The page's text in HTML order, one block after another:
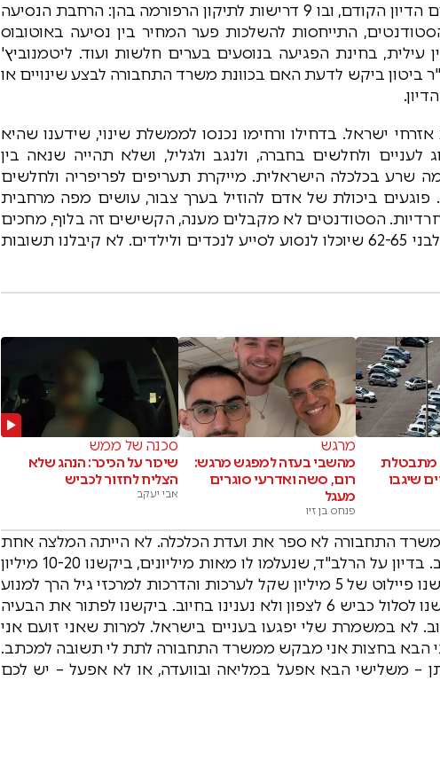
הממשלה, שרת התחבורה ושר האוצר בתום הדיון הקודם, ובו 9 דרישות לתיקון הרפורמה בהן: הרחבת הנסיעה
65, הידברות עם הסטודנטים, התייחסות להשלכות פער המחיר בין נסיעה באוטובוס
עילית, בחינת הפגיעה בנוסעים בערים חלשות ועוד. ליטמנוביץ'
ביטון ביקש לדעת האם בכוונת משרד התחבורה לבצע שינויים או
ישראל. בדחילו ורחימו נכנסו לממשלת שינוי, שידענו שהיא
ולחלשים בחברה, ולנגב ולגליל, ושלא תהייה שנאה בין
שרע בכלכלה הישראלית. מייקרת תעריפים לפריפריה ולחלשים
ביכולת של אדם להוזיל בערך צבור, עושים מפה מרחבית
הסטודנטים לא מקבלים מענה, הקשישים זה בלוף, מחכים
שמישהו יהיה בן 75 לתת לו אוטובוס. תנו לבני 62-65 שיוכלו לנסוע לסייע לנכדים ולילדים. לא קיבלנו תשובות
מתבטלת
שיגבו
מרגש
מהשבי בעזה למפגש מרגש:
רום, סשה ואדרעי סוגרים
מעגל
פנחס בן זיו
סכנה של ממש
שיכור על הכיכר: הנהג שלא
הצליח לחזור לכביש
אבי יעקב
משרד התחבורה לא ספר את ועדת הכלכלה. לא הייתה המלצה אחת
או דרישה אחת של הוועדה שנענתה בחיוב. בדיון על הרלב"ד, שנעלמו לו מאות מיליונים, ביקשנו 10-20 מיליון
לרשויות למאבק בתאונות ולא נענינו. ביקשנו פיילוט של 5 מיליון שקל לערכות והדרכות למרכזי גיל הרך למנוע
שכחת ילדים ברכב ולא נענינו בחיוב. ביקשנו לסלול כביש 6 לצפון ולא נענינו בחיוב. ביקשנו לפתור את הבעיה
לא במשמרת שלי יפגעו בעניים בישראל. למרות שאני זועם אני
הבא בחצות אני מבקש ממשרד התחבורה לתת לי תשובה למכתב.
– משלישי הבא אפעל במליאה ובוועדה, או לא אפעל – יש לכם